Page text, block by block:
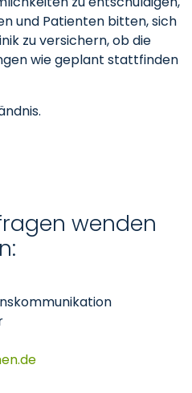
und Patienten bitten, sich
zu versichern, ob die
wie geplant stattfinden
wenden
de